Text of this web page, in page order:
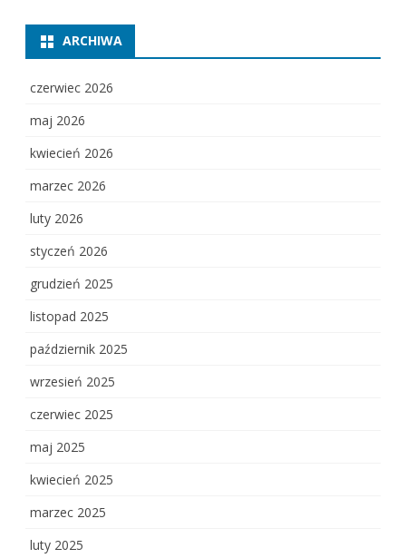
ARCHIWA
czerwiec 2026
maj 2026
kwiecień 2026
marzec 2026
luty 2026
styczeń 2026
grudzień 2025
listopad 2025
październik 2025
wrzesień 2025
czerwiec 2025
maj 2025
kwiecień 2025
marzec 2025
luty 2025